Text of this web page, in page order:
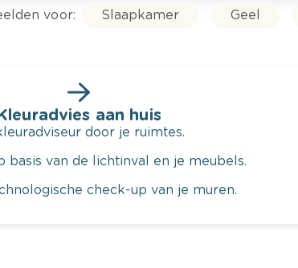
voor: Slaapkamer Geel
aan huis
door je ruimtes.
basis van de lichtinval en je meubels.
check-up van je muren.